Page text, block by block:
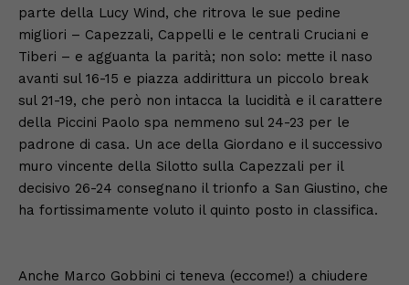
parte della Lucy Wind, che ritrova le sue pedine
migliori – Capezzali, Cappelli e le centrali Cruciani e
Tiberi – e agguanta la parità; non solo: mette il naso
avanti sul 16-15 e piazza addirittura un piccolo break
sul 21-19, che però non intacca la lucidità e il carattere
della Piccini Paolo spa nemmeno sul 24-23 per le
padrone di casa. Un ace della Giordano e il successivo
muro vincente della Silotto sulla Capezzali per il
decisivo 26-24 consegnano il trionfo a San Giustino, che
ha fortissimamente voluto il quinto posto in classifica.
Anche Marco Gobbini ci teneva (eccome!) a chiudere